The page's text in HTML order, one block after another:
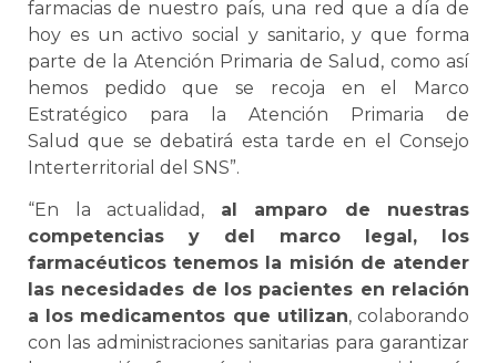
farmacias de nuestro país, una red que a día de
hoy es un activo social y sanitario, y que forma
parte de la Atención Primaria de Salud, como así
hemos pedido que se recoja en el Marco
Estratégico para la Atención Primaria de
Salud que se debatirá esta tarde en el Consejo
Interterritorial del SNS”.
“En la actualidad, al amparo de nuestras
competencias y del marco legal, los
farmacéuticos tenemos la misión de atender
las necesidades de los pacientes en relación
a los medicamentos que utilizan, colaborando
con las administraciones sanitarias para garantizar